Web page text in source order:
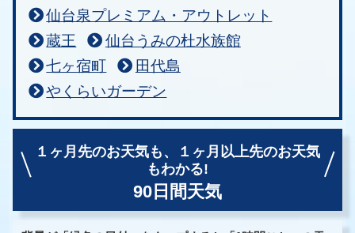
仙台泉プレミアム・アウトレット
蔵王
仙台うみの杜水族館
七ヶ宿町
田代島
やくらいガーデン
１ヶ月先のお天気も、
１ヶ月以上先のお天気
もわかる!
90日間天気